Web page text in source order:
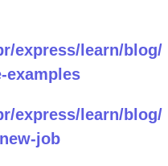
express/learn/blog/
examples
express/learn/blog/
job